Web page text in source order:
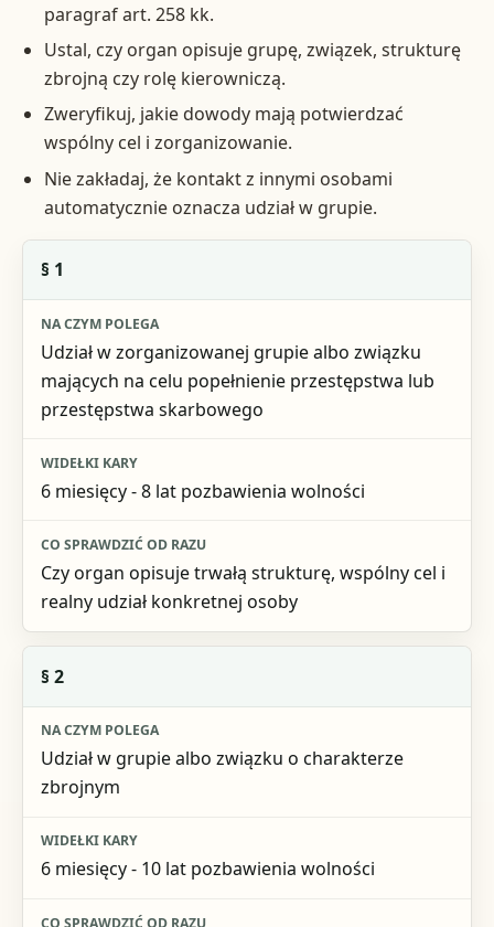
paragraf art. 258 kk.
Ustal, czy organ opisuje grupę, związek, strukturę
zbrojną czy rolę kierowniczą.
Zweryfikuj, jakie dowody mają potwierdzać
wspólny cel i zorganizowanie.
Nie zakładaj, że kontakt z innymi osobami
automatycznie oznacza udział w grupie.
Wariant z art. 258 kk
Na czym polega
Widełki kary
Co sprawdzić od razu
§ 1
Udział w zorganizowanej grupie albo związku
mających na celu popełnienie przestępstwa lub
przestępstwa skarbowego
6 miesięcy - 8 lat pozbawienia wolności
Czy organ opisuje trwałą strukturę, wspólny cel i
realny udział konkretnej osoby
§ 2
Udział w grupie albo związku o charakterze
zbrojnym
6 miesięcy - 10 lat pozbawienia wolności